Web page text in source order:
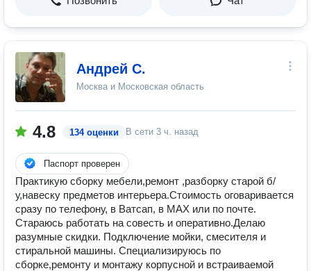
Андрей С.
Москва и Московская область
4.8 134 оценки В сети 3 ч. назад
Паспорт проверен
Практикую сборку мебели,ремонт ,разборку старой б/
у,навеску предметов интерьера.Стоимость оговаривается
сразу по телефону, в Ватсап, в МАХ или по почте.
Стараюсь работать на совесть и оперативно.Делаю
разумные скидки. Подключение мойки, смесителя и
стиральной машины. Специализируюсь по
сборке,ремонту и монтажу корпусной и встраиваемой